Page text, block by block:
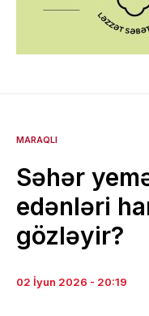
MARAQLI
Səhər
edənləri
gözləyir?
02 İyun 2026 - 20:19